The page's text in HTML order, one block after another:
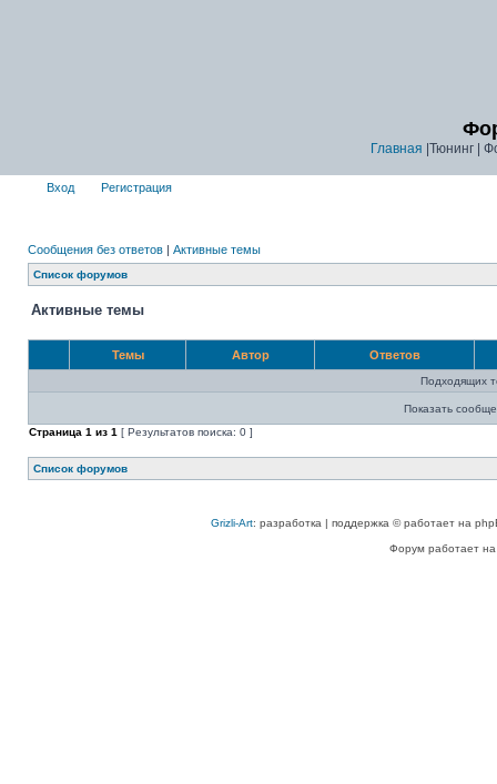
Главная |Тюнинг |
Вход Регистрация
Сообщения без ответов | Активные темы
Список форумов
Активные темы
Темы Автор Ответов
Подходящих
Показать
Страница 1 из 1 [ Результатов поиска: 0 ]
Список форумов
Grizli-Art: разработка | поддержка © работает на
Форум работает